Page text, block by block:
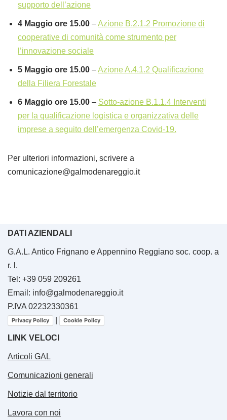
supporto dell’azione
4 Maggio ore 15.00 –Azione B.2.1.2 Promozione di
cooperative di comunità come strumento per
l’innovazione sociale
5 Maggio ore 15.00 –Azione A.4.1.2 Qualificazione
della Filiera Forestale
6 Maggio ore 15.00 – Sotto-azione B.1.1.4 Interventi
per la qualificazione logistica e organizzativa delle
imprese a seguito dell’emergenza Covid-19.
Per ulteriori informazioni, scrivere a
comunicazione@galmodenareggio.it
DATI AZIENDALI
G.A.L. Antico Frignano e Appennino Reggiano soc. coop. a
r. l.
Tel: +39 059 209261
Email: info@galmodenareggio.it
P.IVA 02232330361
Privacy Policy Cookie Policy
LINK VELOCI
Articoli GAL
Comunicazioni generali
Notizie dal territorio
Lavora con noi